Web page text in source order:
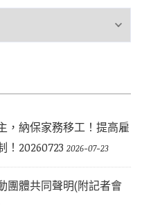
，納保家務移工！提高雇
！20260723 2026-07-23
團體共同聲明(附記者會